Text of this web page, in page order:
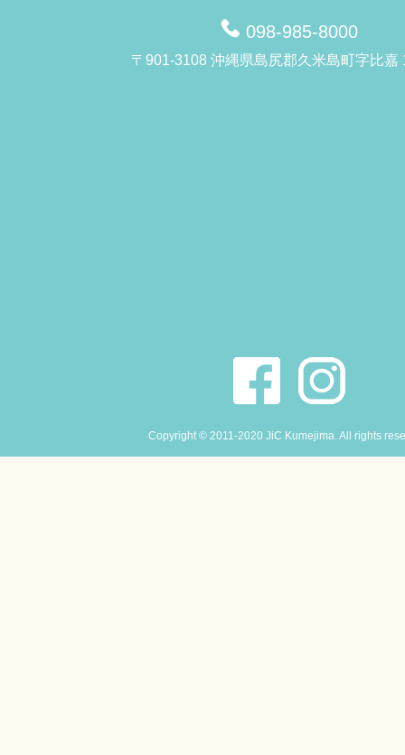
098-985-8000
〒901-3108 沖縄県島尻郡久米島町字比嘉
Copyright © 2011-2020 JiC Kumejima. All rights